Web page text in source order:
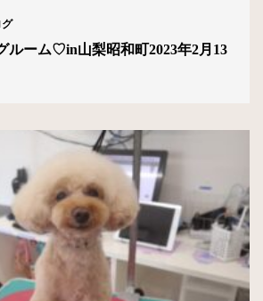
グ
ルーム♡in山梨昭和町2023年2月13